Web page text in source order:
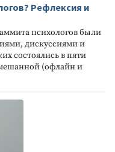
Рефлексия и
психологов были
дискуссиями и
состоялись в пяти
(офлайн и